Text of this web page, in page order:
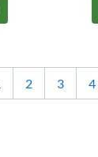
2 3 4